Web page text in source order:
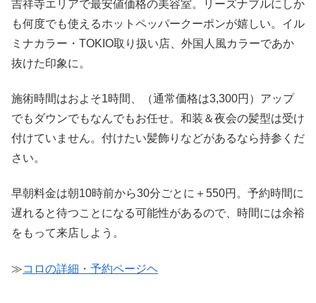
吉祥寺エリアで最安値価格の美容室。リーズナブルにしか
も何度でも使えるホットペッパークーポンが嬉しい。イル
ミナカラー・TOKIO取り扱い店、外国人風カラーであか
抜けた印象に。
施術時間はおよそ1時間、（通常価格は3,300円）アップ
でもダウンでもなんでもお任せ。和装＆夜会の髪型は受け
付けていません。付けたい髪飾りなどがあるなら持参くだ
さい。
早朝料金は朝10時前から30分ごとに＋550円。予約時間に
遅れると待つことになる可能性があるので、時間には余裕
をもって来店しよう。
≫コロの詳細・予約ページヘ